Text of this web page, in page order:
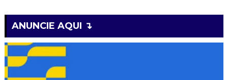
ANUNCIE AQUI ↴